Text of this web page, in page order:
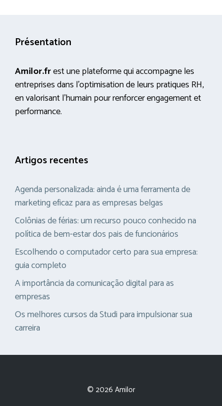
Présentation
Amilor.frest une plateforme qui accompagne les
entreprises dans l’optimisation de leurs pratiques RH,
en valorisant l’humain pour renforcer engagement et
performance.
Artigos recentes
Agenda personalizada: ainda é uma ferramenta de
marketing eficaz para as empresas belgas
Colônias de férias: um recurso pouco conhecido na
política de bem-estar dos pais de funcionários
Escolhendo o computador certo para sua empresa:
guia completo
A importância da comunicação digital para as
empresas
Os melhores cursos da Studi para impulsionar sua
carreira
© 2026 Amilor